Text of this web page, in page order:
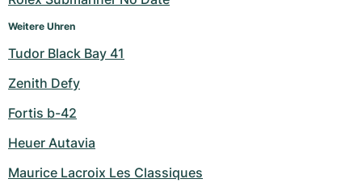
Weitere Uhren
Tudor Black Bay 41
Zenith Defy
Fortis b-42
Heuer Autavia
Maurice Lacroix Les Classiques